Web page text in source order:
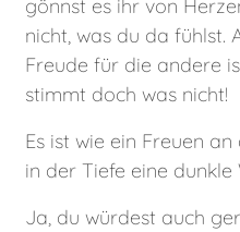
gönnst es ihr von
nicht, was du da fühlst.
Freude für die andere
stimmt doch was nicht!
Es ist wie ein Freuen
in der Tiefe eine dunkle
Ja, du würdest auch